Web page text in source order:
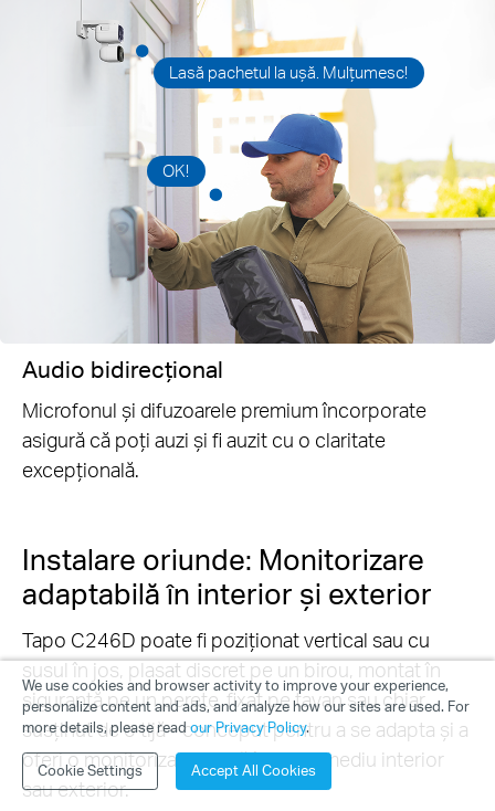
Lasă pachetul la ușă. Mulțumesc!
OK!
Audio bidirecțional
Microfonul și difuzoarele premium încorporate
asigură că poți auzi și fi auzit cu o claritate
excepțională.
Instalare oriunde: Monitorizare
adaptabilă în interior și exterior
Tapo C246D poate fi poziționat vertical sau cu
susul în jos, plasat discret pe un birou, montat în
siguranță pe un perete, fixat pe tavan sau chiar
susținut de o tijă - conceput pentru a se adapta și a
oferi o monitorizare fiabilă în orice mediu interior
sau exterior.
We use cookies and browser activity to improve your experience,
personalize content and ads, and analyze how our sites are used. For
more details, please readour Privacy Policy.
Cookie Settings Accept All Cookies